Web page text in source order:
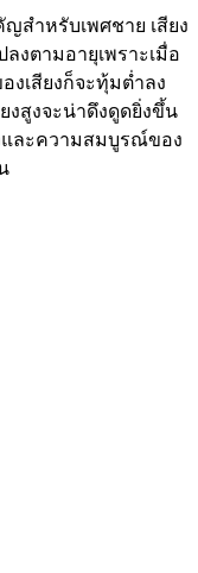
สำหรับเพศชาย เสียง
งตามอายุเพราะเมื่อ
งเสียงก็จะทุ้มต่ำลง
งสูงจะน่าดึงดูดยิ่งขึ้น
ละความสมบูรณ์ของ